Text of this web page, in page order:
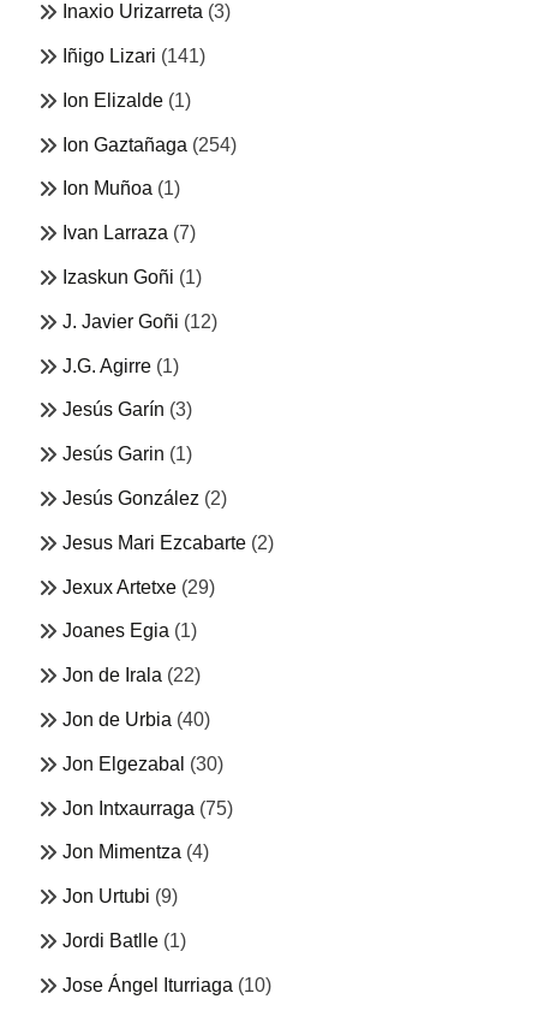
Inaxio Urizarreta (3)
Iñigo Lizari (141)
Ion Elizalde (1)
Ion Gaztañaga (254)
Ion Muñoa (1)
Ivan Larraza (7)
Izaskun Goñi (1)
J. Javier Goñi (12)
J.G. Agirre (1)
Jesús Garín (3)
Jesús Garin (1)
Jesús González (2)
Jesus Mari Ezcabarte (2)
Jexux Artetxe (29)
Joanes Egia (1)
Jon de Irala (22)
Jon de Urbia (40)
Jon Elgezabal (30)
Jon Intxaurraga (75)
Jon Mimentza (4)
Jon Urtubi (9)
Jordi Batlle (1)
Jose Ángel Iturriaga (10)